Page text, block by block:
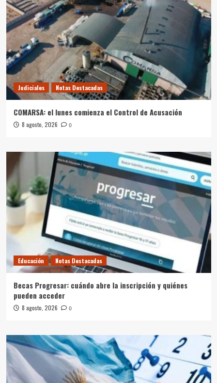
Judiciales Notas Destacadas
COMARSA: el lunes comienza el Control de Acusación
8 agosto, 2026 0
Educación Notas Destacadas
Becas Progresar: cuándo abre la inscripción y quiénes
pueden acceder
8 agosto, 2026 0